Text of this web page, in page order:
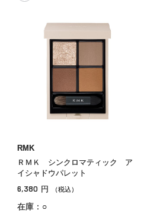
RMK
ＲＭＫ シンクロマティック ア
イシャドウパレット
6,380 円 （税込）
在庫：○